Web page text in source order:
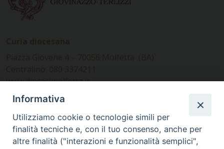
www.diocesimolfetta.it –
diocesimolfetta@pec.chiesacattolica.it
Ufficio Comunicazioni sociali
Piazza Giovene 4 – 70056 Molfetta (BA)
Informativa
Utilizziamo cookie o tecnologie simili per
finalità tecniche e, con il tuo consenso, anche per
altre finalità ("interazioni e funzionalità semplici",